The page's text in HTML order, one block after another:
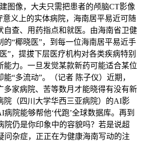
图像，大夫只需把患者的颅脑CT影像
意义上的实体病院，海南居平易近可随
自查、用药指点和就医。由海南省卫健
的“椰晓医”，到每一位海南居平易近手
”，提拔下层医疗机构对各类疾病特别
能力。一旦发觉某款新药可能适合某位
“多流动”。（记者 陈子仪）近期，
多家病院、苦等数月才能晓得有没有新
院（四川大学华西三亚病院）的AI影
院能够帮他‘代跑’全球数据库。再到
院仍是你印象中的容貌吗？若是说超
问杂症，正正在为健康海南写动的注